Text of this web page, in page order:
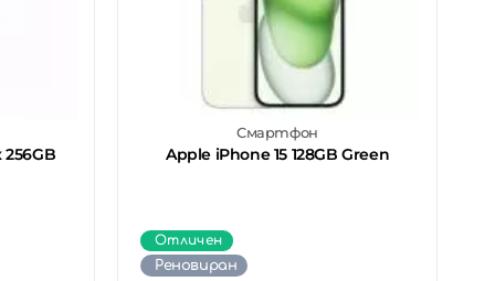
256GB
Смартфон
Apple iPhone 15 128GB Green
Отличен
Реновиран